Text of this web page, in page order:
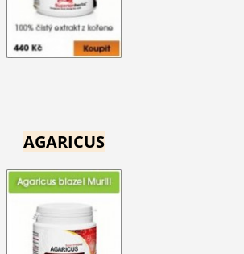
AGARICUS